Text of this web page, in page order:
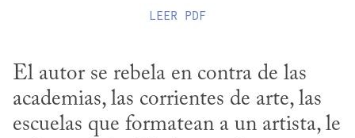
LEER PDF
El autor se rebela en contra de las
academias, las corrientes de arte, las
escuelas que formatean a un artista, le